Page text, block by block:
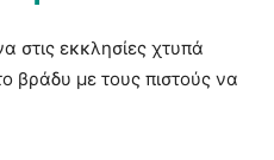
εκκλησίες χτυπά
βράδυ με τους πιστούς να